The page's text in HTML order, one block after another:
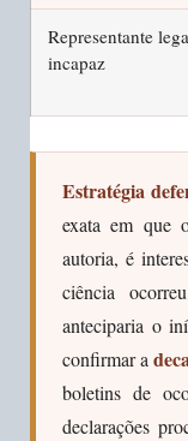
Representante
incapaz
Estratégia
exata em que
autoria, é
ciência
anteciparia o
confirmar a
boletins de
declarações